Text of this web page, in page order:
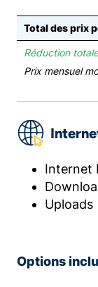
Total des prix
Réduction totale
Prix mensuel
Internet
Uploads
Options